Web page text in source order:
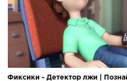
Фиксики - Детектор лжи |